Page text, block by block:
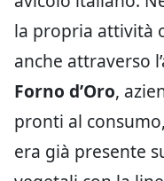
la propria attività
anche attraverso
Forno d’Oro,
pronti al
era già presente